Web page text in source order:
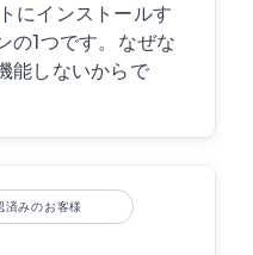
にインストールす
の1つです。なぜな
能しないからで
済みのお客様